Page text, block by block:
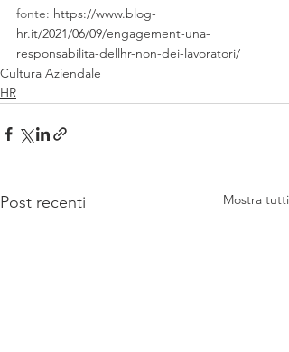
fonte: https://www.blog-
hr.it/2021/06/09/engagement-una-
responsabilita-dellhr-non-dei-lavoratori/
Cultura Aziendale
HR
Post recenti Mostra tutti